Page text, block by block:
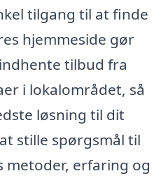
tilgang til at finde
hjemmeside gør
tilbud fra
i lokalområdet, så
løsning til dit
stille spørgsmål til
metoder, erfaring og